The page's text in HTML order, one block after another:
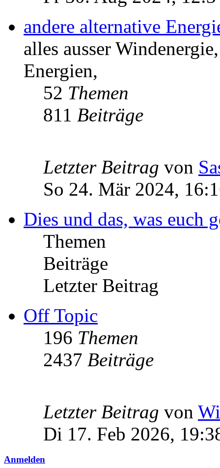
andere alternative
alles ausser
Energien,
52 Themen
811 Beiträge
Letzter Beitrag von
So 24. Mär 2024,
Dies und das, was euch
Themen
Beiträge
Letzter Beitrag
Off Topic
196 Themen
2437 Beiträge
Letzter Beitrag von
Di 17. Feb 2026,
Anmelden